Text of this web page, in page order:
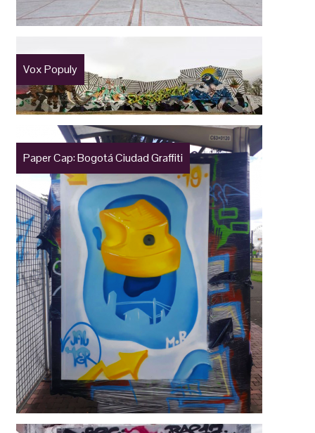
Vox Populy
Paper Cap: Bogotá Ciudad Graffiti